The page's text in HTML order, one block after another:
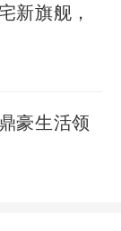
新旗舰，
豪生活领